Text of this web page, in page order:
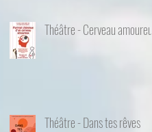
Théâtre - Cerveau amoureux
Théâtre - Dans tes rêves